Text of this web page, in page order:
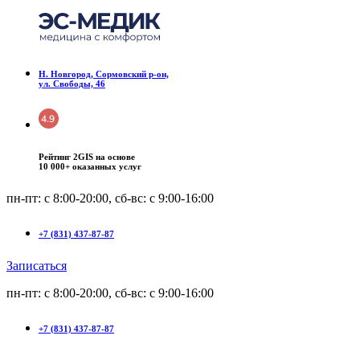
Н. Новгород, Сормовский р-он,
ул. Свободы, 46
Рейтинг 2GIS на основе
10 000+ оказанных услуг
пн-пт: с 8:00-20:00, сб-вс: c 9:00-16:00
+7 (831) 437-87-87
Записаться
пн-пт: с 8:00-20:00, сб-вс: c 9:00-16:00
+7 (831) 437-87-87